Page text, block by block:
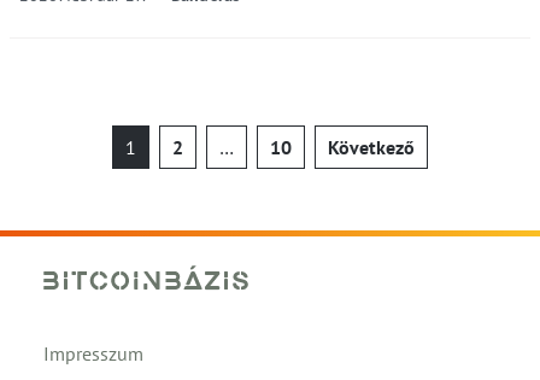
Bejegyzések
lapozása
1 2 … 10 Következő
Impresszum